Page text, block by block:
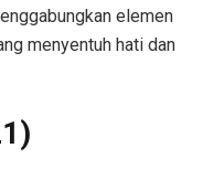
elemen
menyentuh hati dan